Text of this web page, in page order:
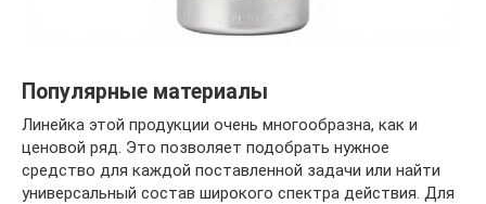
Популярные материалы
Линейка этой продукции очень многообразна, как и
ценовой ряд. Это позволяет подобрать нужное
средство для каждой поставленной задачи или найти
универсальный состав широкого спектра действия. Для